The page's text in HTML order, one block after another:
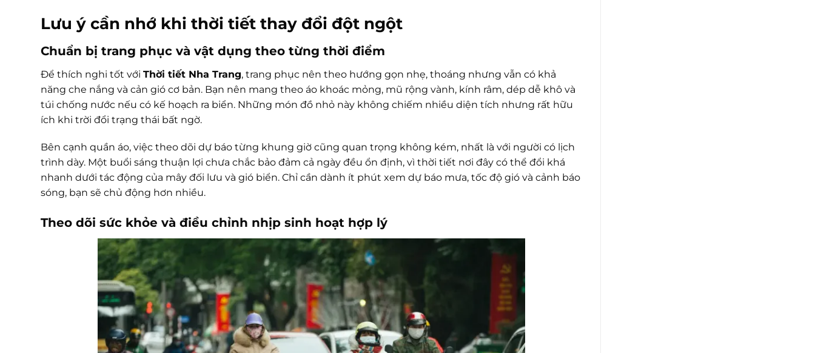
Lưu ý cần nhớ khi thời tiết thay đổi đột ngột
Chuẩn bị trang phục và vật dụng theo từng thời điểm
Để thích nghi tốt với Thời tiết Nha Trang, trang phục nên theo hướng gọn nhẹ, thoáng nhưng vẫn có khả
năng che nắng và cản gió cơ bản. Bạn nên mang theo áo khoác mỏng, mũ rộng vành, kính râm, dép dễ khô và
túi chống nước nếu có kế hoạch ra biển. Những món đồ nhỏ này không chiếm nhiều diện tích nhưng rất hữu
ích khi trời đổi trạng thái bất ngờ.
Bên cạnh quần áo, việc theo dõi dự báo từng khung giờ cũng quan trọng không kém, nhất là với người có lịch
trình dày. Một buổi sáng thuận lợi chưa chắc bảo đảm cả ngày đều ổn định, vì thời tiết nơi đây có thể đổi khá
nhanh dưới tác động của mây đối lưu và gió biển. Chỉ cần dành ít phút xem dự báo mưa, tốc độ gió và cảnh báo
sóng, bạn sẽ chủ động hơn nhiều.
Theo dõi sức khỏe và điều chỉnh nhịp sinh hoạt hợp lý